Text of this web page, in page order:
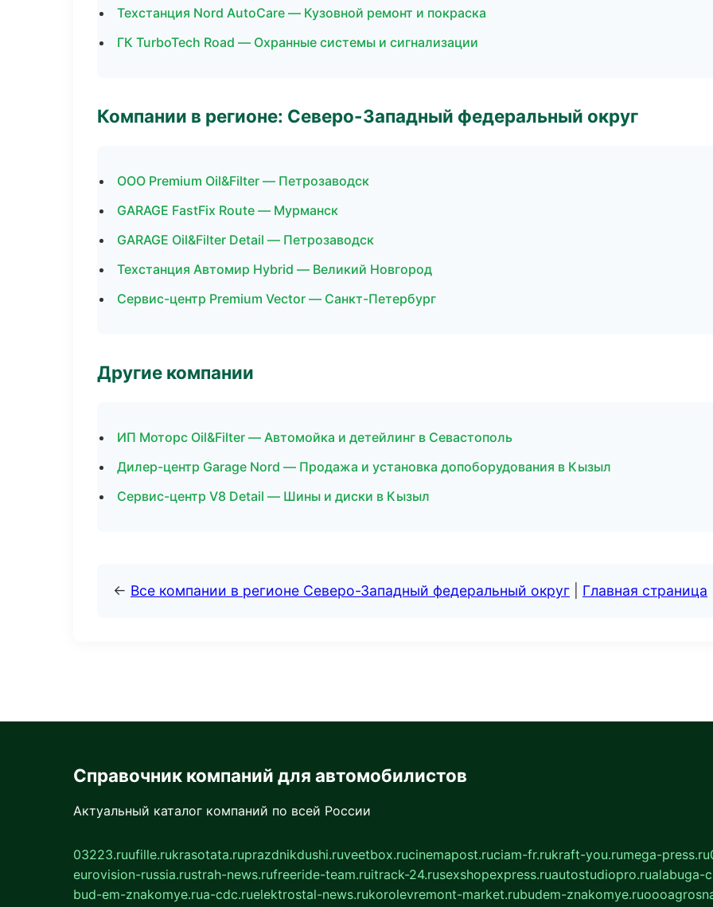
Техстанция Nord AutoCare — Кузовной ремонт и покраска
ГК TurboTech Road — Охранные системы и сигнализации
Компании в регионе: Северо-Западный федеральный округ
ООО Premium Oil&Filter — Петрозаводск
GARAGE FastFix Route — Мурманск
GARAGE Oil&Filter Detail — Петрозаводск
Техстанция Автомир Hybrid — Великий Новгород
Сервис-центр Premium Vector — Санкт-Петербург
Другие компании
ИП Моторс Oil&Filter — Автомойка и детейлинг в Севастополь
Дилер-центр Garage Nord — Продажа и установка допоборудования в Кызыл
Сервис-центр V8 Detail — Шины и диски в Кызыл
← Все компании в регионе Северо-Западный федеральный округ Главная страница
Справочник компаний для автомобилистов
Актуальный каталог компаний по всей России
03223.ruufille.rukrasotata.ruprazdnikdushi.ruveetbox.rucinemapost.ruciam-fr.rukraft-you.rumega-press.ru
eurovision-russia.rustrah-news.rufreeride-team.ruitrack-24.rusexshopexpress.ruautostudiopro.rualabuga-
bud-em-znakomye.rua-cdc.ruelektrostal-news.rukorolevremont-market.rubudem-znakomye.ru